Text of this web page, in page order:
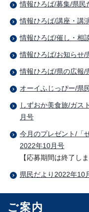
情報ひろば/募集/県民
情報ひろば/講座・講
情報ひろば/催し・相
情報ひろば/お知らせ/
情報ひろば/県の広報/
オーイふじっぴー/県
しずおか美食旅/ガス
月号
今月のプレゼント/「
2022年10月号
【応募期間は終了しま
県民だより2022年
ご案内